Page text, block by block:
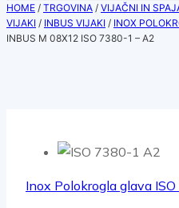
HOME / TRGOVINA / VIJAČNI IN
VIJAKI / INBUS VIJAKI / INOX
INBUS M 08X12 ISO 7380-1 – A2
Inox Polokrogla glava